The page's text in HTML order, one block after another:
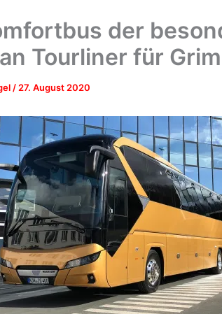
der
Tourliner für
/ 27. August 2020